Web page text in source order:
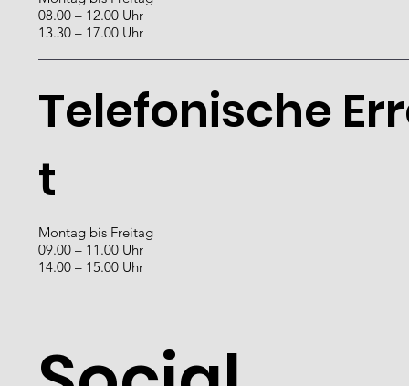
08.00 – 12.00 Uhr
13.30 – 17.00 Uhr
Telefonische
t
Montag bis Freitag
09.00 – 11.00 Uhr
14.00 – 15.00 Uhr